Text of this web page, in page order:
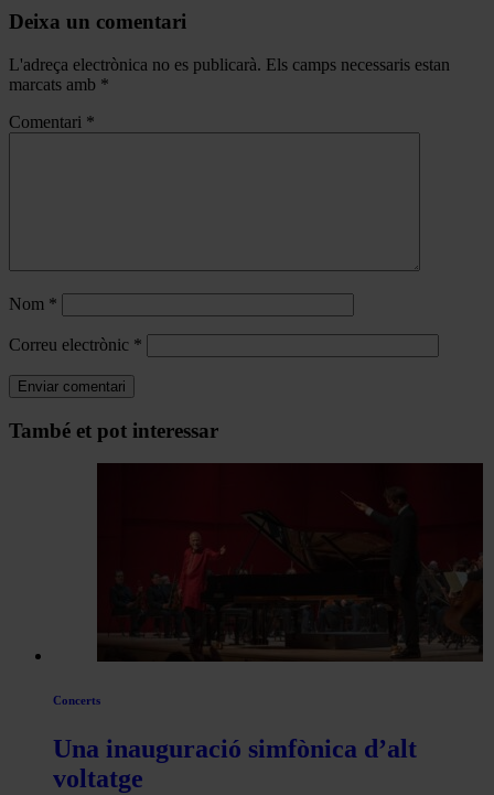
Deixa un comentari
L'adreça electrònica no es publicarà. Els camps necessaris estan
marcats amb *
Comentari *
Nom *
Correu electrònic *
Navegar
També et pot interessar
Concerts
Una inauguració simfònica d’alt
voltatge